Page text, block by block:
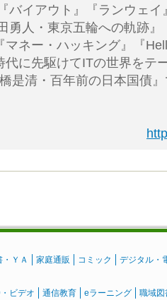
バイアウト』『ランウェ
勇人・東京五輪への軌跡
マネー・ハッキング』『
代に先駆けてITの世界をテ
是清・百年前の日本国債
・ＹＡ 家庭通販 コミック デジタル・
ビデオ 通信教育 eラーニング 職域図